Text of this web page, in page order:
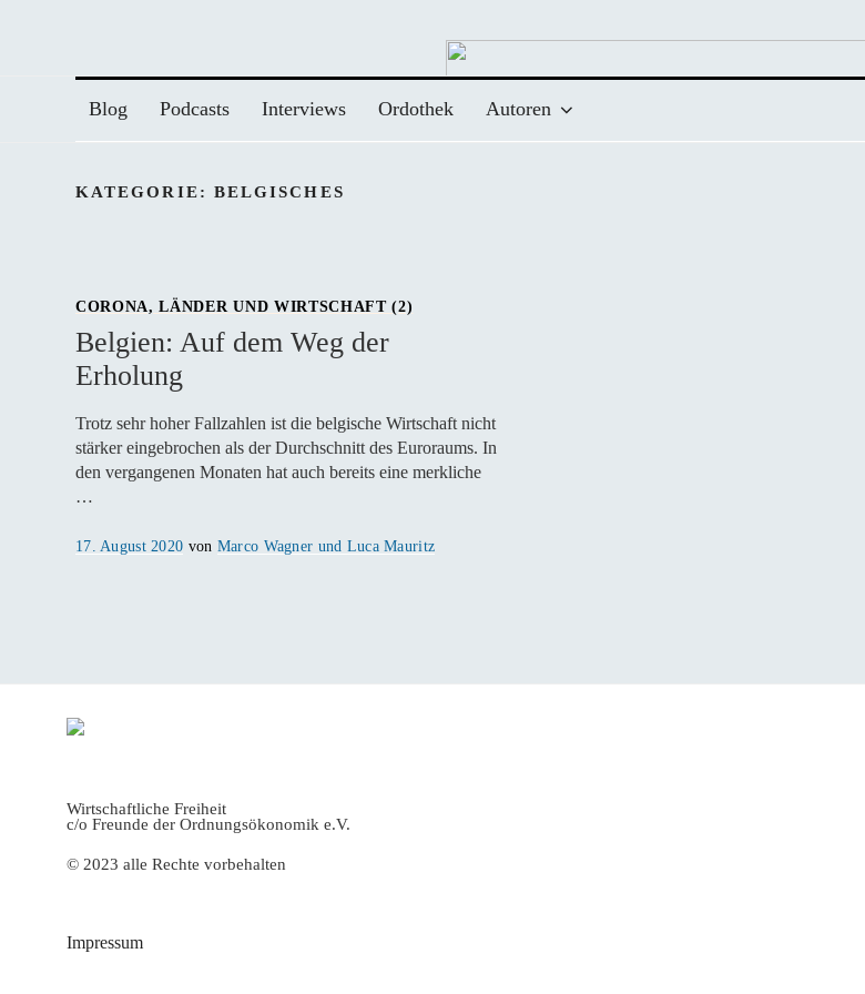
Blog Podcasts Interviews Ordothek Autoren
KATEGORIE: BELGISCHES
CORONA, LÄNDER UND WIRTSCHAFT (2)
Belgien: Auf dem Weg der
Erholung
Trotz sehr hoher Fallzahlen ist die belgische Wirtschaft nicht
stärker eingebrochen als der Durchschnitt des Euroraums. In
den vergangenen Monaten hat auch bereits eine merkliche
…
Veröffentlicht
17. August 2020 von Marco Wagner und Luca Mauritz
Wirtschaftliche Freiheit
c/o Freunde der Ordnungsökonomik e.V.
© 2023 alle Rechte vorbehalten
Impressum